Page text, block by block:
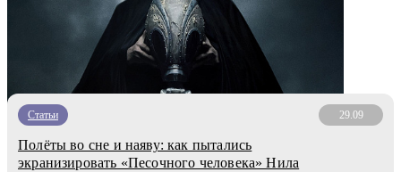
Статьи 29.09
Полёты во сне и наяву: как пытались
экранизировать «Песочного человека» Нила